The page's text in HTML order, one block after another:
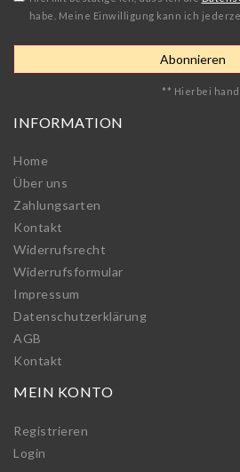
habe. Meine Einwilligung kann ich
Abonnieren
** Hierbei
INFORMATION
Home
Über uns
Zahlungsarten
Kontakt
Widerrufs­recht
Widerrufs­formular
Impressum
Daten­schutz­erklärung
AGB
Kontakt
MEIN KONTO
Registrieren
Login